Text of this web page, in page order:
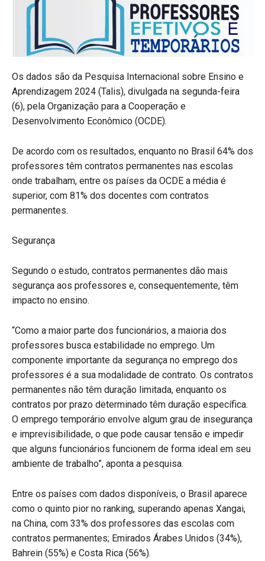
Os dados são da Pesquisa Internacional sobre Ensino e
Aprendizagem 2024 (Talis), divulgada na segunda-feira
(6), pela Organização para a Cooperação e
Desenvolvimento Econômico (OCDE).
De acordo com os resultados, enquanto no Brasil 64% dos
professores têm contratos permanentes nas escolas
onde trabalham, entre os países da OCDE a média é
superior, com 81% dos docentes com contratos
permanentes.
Segurança
Segundo o estudo, contratos permanentes dão mais
segurança aos professores e, consequentemente, têm
impacto no ensino.
“Como a maior parte dos funcionários, a maioria dos
professores busca estabilidade no emprego. Um
componente importante da segurança no emprego dos
professores é a sua modalidade de contrato. Os contratos
permanentes não têm duração limitada, enquanto os
contratos por prazo determinado têm duração específica.
O emprego temporário envolve algum grau de insegurança
e imprevisibilidade, o que pode causar tensão e impedir
que alguns funcionários funcionem de forma ideal em seu
ambiente de trabalho”, aponta a pesquisa.
Entre os países com dados disponíveis, o Brasil aparece
como o quinto pior no ranking, superando apenas Xangai,
na China, com 33% dos professores das escolas com
contratos permanentes; Emirados Árabes Unidos (34%),
Bahrein (55%) e Costa Rica (56%).